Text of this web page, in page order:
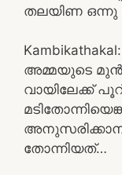
തലയിണ ഒന്നു
അമ്മയുടെ
വായിലേക്ക്
തോന്നിയത്…